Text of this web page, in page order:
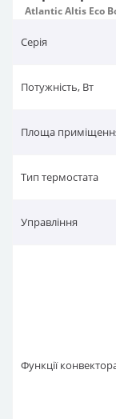
Atlantic Altis Eco
Серія
Потужність, Вт
Площа
Тип термостата
Управління
Функції